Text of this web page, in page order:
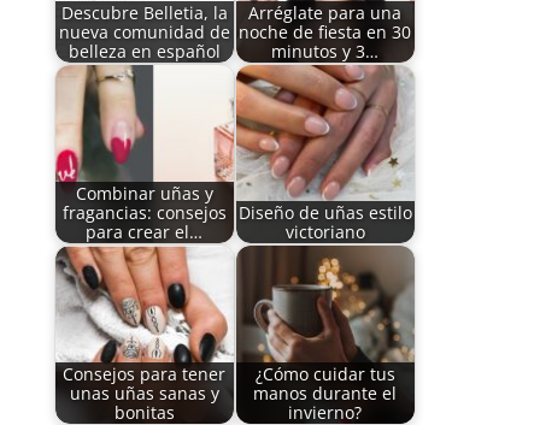
Descubre Belletia, la
nueva comunidad de
belleza en español
Arréglate para una
noche de fiesta en 30
minutos y 3…
Combinar uñas y
fragancias: consejos
para crear el…
Diseño de uñas estilo
victoriano
Consejos para tener
unas uñas sanas y
bonitas
¿Cómo cuidar tus
manos durante el
invierno?